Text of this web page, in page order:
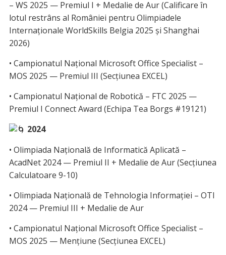
– WS 2025 — Premiul I + Medalie de Aur (Calificare în
lotul restrâns al României pentru Olimpiadele
Internaționale WorldSkills Belgia 2025 și Shanghai
2026)
• Campionatul Național Microsoft Office Specialist –
MOS 2025 — Premiul III (Secțiunea EXCEL)
• Campionatul Național de Robotică – FTC 2025 —
Premiul I Connect Award (Echipa Tea Borgs #19121)
2024
• Olimpiada Națională de Informatică Aplicată –
AcadNet 2024 — Premiul II + Medalie de Aur (Secțiunea
Calculatoare 9-10)
• Olimpiada Națională de Tehnologia Informației – OTI
2024 — Premiul III + Medalie de Aur
• Campionatul Național Microsoft Office Specialist –
MOS 2025 — Mențiune (Secțiunea EXCEL)